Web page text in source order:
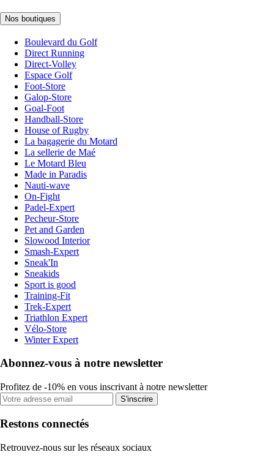
Nos boutiques
Boulevard du Golf
Direct Running
Direct-Volley
Espace Golf
Foot-Store
Galop-Store
Goal-Foot
Handball-Store
House of Rugby
La bagagerie du Motard
La sellerie de Maé
Le Motard Bleu
Made in Paradis
Nauti-wave
On-Fight
Padel-Expert
Pecheur-Store
Pet and Garden
Slowood Interior
Smash-Expert
Sneak'In
Sneakids
Sport is good
Training-Fit
Trek-Expert
Triathlon Expert
Vélo-Store
Winter Expert
Abonnez-vous à notre newsletter
Profitez de -10% en vous inscrivant à notre newsletter
S'inscrire
Restons connectés
Retrouvez-nous sur les réseaux sociaux